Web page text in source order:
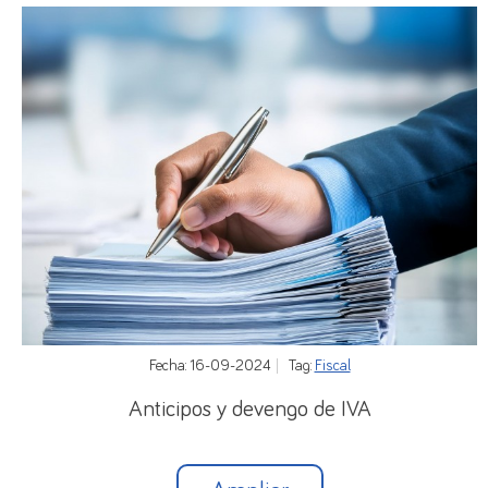
En principio no hay un límite de edad del
trabajador, pero cuando los estudios persigan la
obtención de un certificado de profesionalidad de
niveles 1 y 2 o programas del Catálogo de
especialidades formativas del SEPE, entonces la
edad máxima del trabajador será de 30 años (si se
concierta con una persona discapacitada no hay
límite de edad en ningún caso).
La duración del contrato será de 3 meses como
mínimo y de 2 años como máximo.
Este contrato no está sujeto a ningún período de
Se refuerza el sistema de tutoría respecto del
Fecha: 16-09-2024 Tag: Fiscal
Anticipos y devengo de IVA